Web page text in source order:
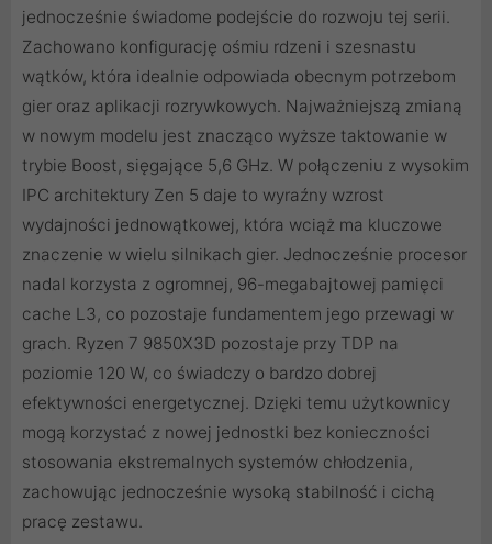
jednocześnie świadome podejście do rozwoju tej serii.
Zachowano konfigurację ośmiu rdzeni i szesnastu
wątków, która idealnie odpowiada obecnym potrzebom
gier oraz aplikacji rozrywkowych. Najważniejszą zmianą
w nowym modelu jest znacząco wyższe taktowanie w
trybie Boost, sięgające 5,6 GHz. W połączeniu z wysokim
IPC architektury Zen 5 daje to wyraźny wzrost
wydajności jednowątkowej, która wciąż ma kluczowe
znaczenie w wielu silnikach gier. Jednocześnie procesor
nadal korzysta z ogromnej, 96-megabajtowej pamięci
cache L3, co pozostaje fundamentem jego przewagi w
grach. Ryzen 7 9850X3D pozostaje przy TDP na
poziomie 120 W, co świadczy o bardzo dobrej
efektywności energetycznej. Dzięki temu użytkownicy
mogą korzystać z nowej jednostki bez konieczności
stosowania ekstremalnych systemów chłodzenia,
zachowując jednocześnie wysoką stabilność i cichą
pracę zestawu.